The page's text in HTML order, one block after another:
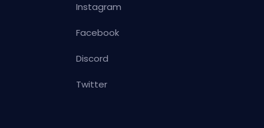
Instagram
Facebook
Discord
Twitter